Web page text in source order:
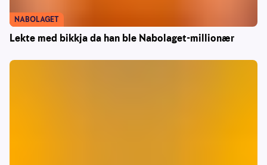
Lekte med bikkja da han ble Nabolaget-millionær
NABOLAGET